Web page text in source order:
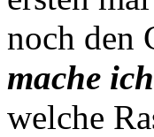
noch den
mache
welche